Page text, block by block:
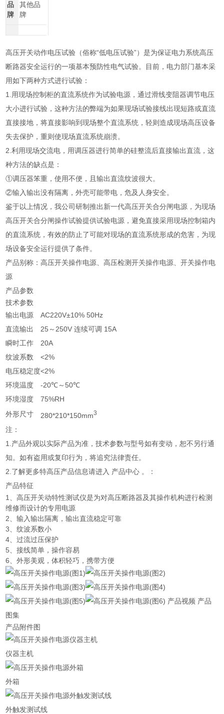
品
牌
其他品
牌
高压开关动作电压试验（俗称“低电压试验”）是为保证电力系统高压
断路器安全运行的一项基本预防性电气试验。目前，电力部门基本采
用如下两种方式进行试验：
1.用现场控制柜的直流系统作为试验电源，通过滑线变阻器调节电压
大小进行试验，这种方法的弊端为如果现场试验接线出现短路或直流
直接接地，将直接影响到现场整个直流系统，轻则造成现场高压设备
失去保护，重则使现场直流系统崩溃。
2.利用现场交流电，用调压器进行简单的硅整流后直接输出直流，这
种方法的缺点是：
①调压器笨重，使用不便，且输出直流纹波很大。
②输入输出没有隔离，外壳可能带电，危及人身安全。
鉴于以上情况，我公司研制推出新一代高压开关合分闸电源，为现场
高压开关合分闸操作试验提供试验电源，避免直接采用现场控制箱内
的直流系统，有效的防止了可能对现场的直流系统形成的危害，为现
场设备安全运行提供了条件。
产品别称：高压开关操作电源、高压检测开关操作电源、开关操作电
源
产品参数
技术参数
输出电源
AC220V±10% 50Hz
直流输出
25～250V 连续可调 15A
瞬时工作
20A
纹波系数
<2%
电压稳定度<2%
环境温度
-20℃～50℃
环境湿度
75%RH
外形尺寸
280*210*150mm3
注：
1.产品外观以实际产品为准，技术参数与型号如有变动，恕不另行通
知。如有盗用或复印行为，将追究法律责任。
2.了解更多特高压产品信息请进入 产品中心 。：
产品特征
1、高压开关动特性测试仪是为对高压断路器及其操作机构进行检测
维修而设计的专用电源
2、输入输出隔离，输出直流稳定可靠
3、纹波系数小
4、过流过压保护
5、接线简单，操作容易
6、外形美观，体积轻巧，携带方便
产品视频 产品
图集
产品附件图
仪器主机
外箱
外触发测试线